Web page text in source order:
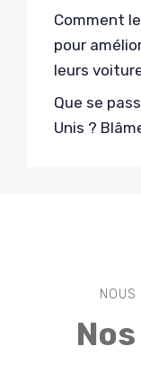
Comment
pour
leurs
Que se
Unis ?
Nos